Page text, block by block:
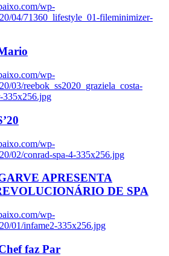
wp-
04/71360_lifestyle_01-fileminimizer-
wp-
03/reebok_ss2020_graziela_costa-
335x256.jpg
wp-
02/conrad-spa-4-335x256.jpg
APRESENTA
DE SPA
wp-
01/infame2-335x256.jpg
faz Par